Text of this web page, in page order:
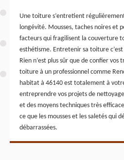
Une toiture s’entretient
longévité. Mousses, taches noires et
facteurs qui fragilisent la couverture
esthétisme. Entretenir sa toiture
Rien n’est plus sûr que de confier vos
toiture à un professionnel comme
habitat à 46140 est totalement à
entreprendre vos projets de
et des moyens techniques très
ce que les mousses et les saletés qui
débarrassées.